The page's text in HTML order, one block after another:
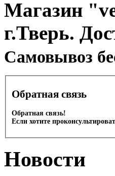
Магазин
г.Тверь.
Cамовывоз
Обратная связь
Обратная связь!
Если хотите
Новости